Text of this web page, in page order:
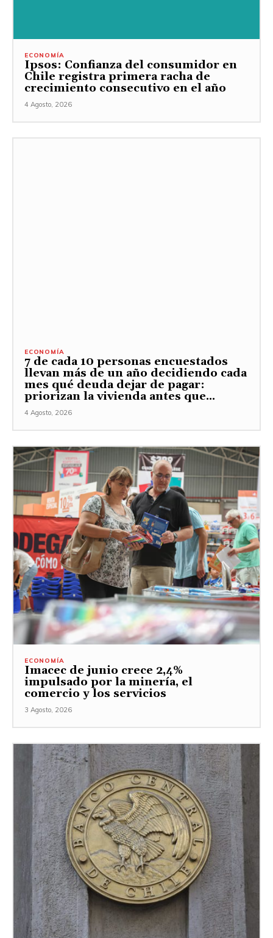
ECONOMÍA
Ipsos: Confianza del consumidor en
Chile registra primera racha de
crecimiento consecutivo en el año
4 Agosto, 2026
ECONOMÍA
7 de cada 10 personas encuestados
llevan más de un año decidiendo cada
mes qué deuda dejar de pagar:
priorizan la vivienda antes que...
4 Agosto, 2026
ECONOMÍA
Imacec de junio crece 2,4%
impulsado por la minería, el
comercio y los servicios
3 Agosto, 2026